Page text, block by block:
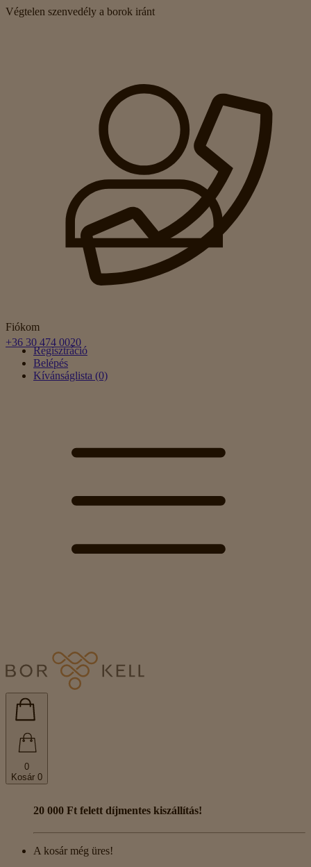
Végtelen szenvedély a borok iránt
Fiókom
Regisztráció
Belépés
Kívánságlista (0)
+36 30 474 0020
0
Kosár 0
20 000 Ft felett díjmentes kiszállítás!
A kosár még üres!